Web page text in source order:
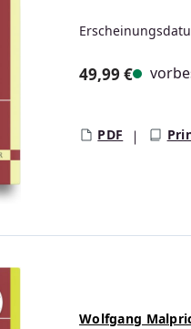
49,99 €
PDF
Wolfgang